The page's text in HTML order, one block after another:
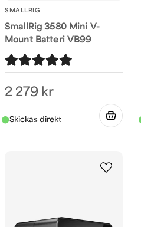
SMALLRIG
SmallRig 3580 Mini V-
Mount Batteri VB99
2 279 kr